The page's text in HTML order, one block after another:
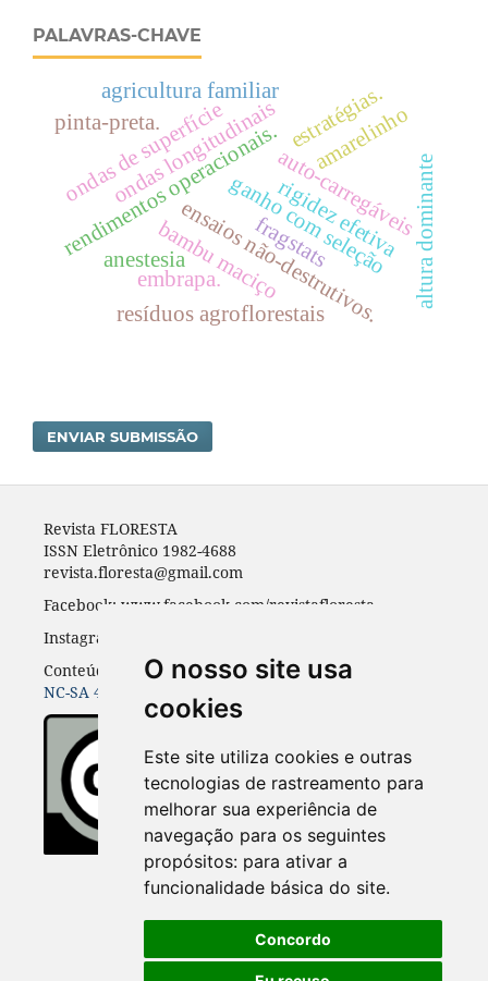
O nosso site usa
cookies
Este site utiliza cookies e outras
tecnologias de rastreamento para
melhorar sua experiência de
navegação para os seguintes
propósitos: para ativar a
funcionalidade básica do site.
Concordo
PALAVRAS-CHAVE
bambu maciço
auto-carregáveis
rendimentos operacionais.
ondas longitudinais
ondas de superfície
ensaios não-destrutivos.
fragstats
anestesia
pinta-preta.
ganho com seleção
amarelinho
agricultura familiar
embrapa.
resíduos agroflorestais
altura dominante
rigidez efetiva
estratégias.
ENVIAR SUBMISSÃO
Revista FLORESTA
ISSN Eletrônico 1982-4688
revista.floresta@gmail.com
Facebook: www.facebook.com/revistafloresta
Instagran: revista_floresta
Conteúdos do periódico licenciados sob uma
NC-SA 4.0